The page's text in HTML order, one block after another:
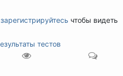
зарегистрируйтесь чтобы видеть
тестов